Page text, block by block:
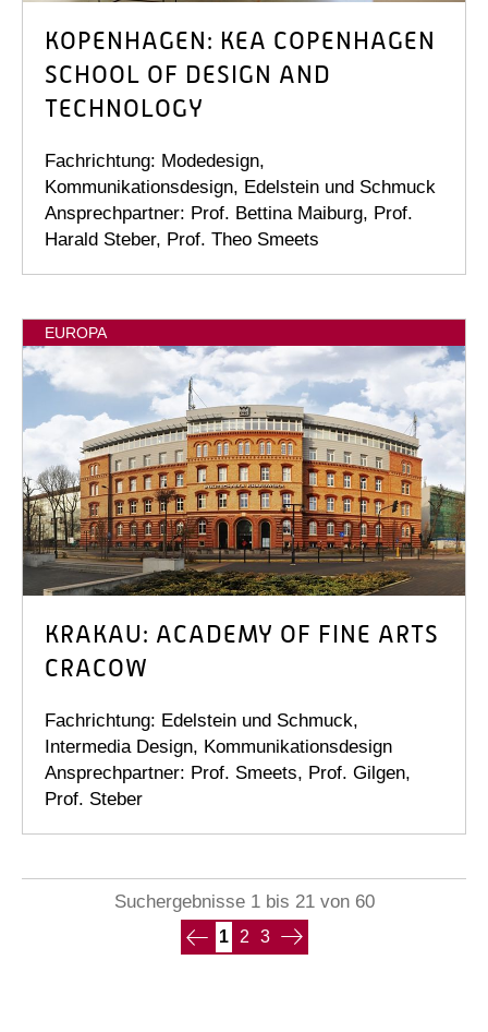
KOPENHAGEN: KEA COPENHAGEN
SCHOOL OF DESIGN AND
TECHNOLOGY
Fachrichtung: Modedesign,
Kommunikationsdesign, Edelstein und Schmuck
Ansprechpartner: Prof. Bettina Maiburg, Prof.
Harald Steber, Prof. Theo Smeets
EUROPA
KRAKAU: ACADEMY OF FINE ARTS
CRACOW
Fachrichtung: Edelstein und Schmuck,
Intermedia Design, Kommunikationsdesign
Ansprechpartner: Prof. Smeets, Prof. Gilgen,
Prof. Steber
Suchergebnisse 1 bis 21 von 60
1 2 3